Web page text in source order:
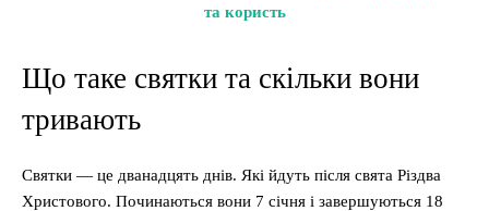
та користь
Що таке святки та скільки вони
тривають
Святки — це дванадцять днів. Які йдуть після свята Різдва
Христового. Починаються вони 7 січня і завершуються 18